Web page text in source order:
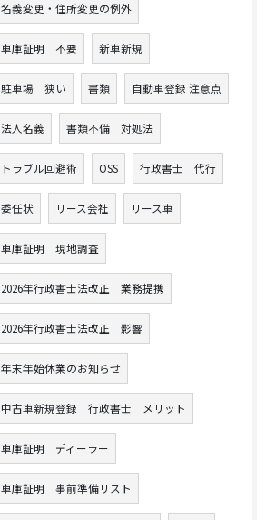
名義変更・住所変更の例外
車庫証明 不要 新車新規
駐車場 狭い 書類 自動車登録 注意点
法人名義 書類不備 対処法
トラブル回避術 OSS 行政書士 代行
委任状 リース会社 リース車
車庫証明 現地調査
2026年行政書士法改正 業務提携
2026年行政書士法改正 影響
年末年始休業のお知らせ
中古車新規登録 行政書士 メリット
車庫証明 ディーラー
車庫証明 事前準備リスト